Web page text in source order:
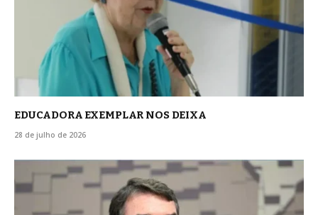
EDUCADORA EXEMPLAR NOS DEIXA
28 de julho de 2026